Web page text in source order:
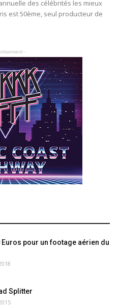
des célébrités les mieux
est 50ème, seul producteur de
-
Euros pour un footage aérien du
Splitter